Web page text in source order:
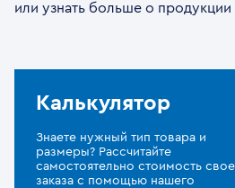
или узнать больше о продукции
Калькулятор
Знаете нужный тип товара и
размеры? Рассчитайте
самостоятельно стоимость
заказа с помощью нашего